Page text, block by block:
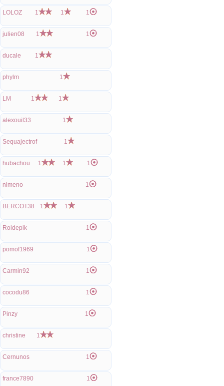
LOLOZ 1 1 1
julien08 1 1
ducale 1
phylm 1
LM 1 1
alexouil33 1
Sequajectrof 1
hubachou 1 1 1
nimeno 1
BERCOT38 1 1
Roidepik 1
pomof1969 1
Carmin92 1
cocodu86 1
Pinzy 1
christine 1
Cernunos 1
france7890 1